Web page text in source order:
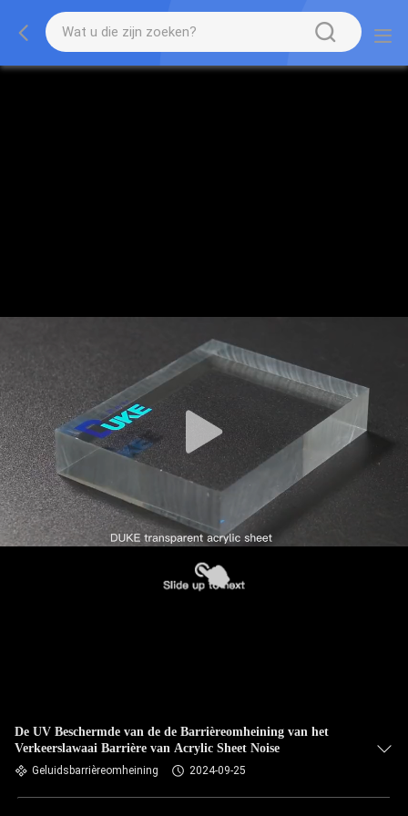
De UV Beschermde van de de Barrièreomheining van het
Verkeerslawaai Barrière van Acrylic Sheet Noise
Geluidsbarrièreomheining 2024-09-25